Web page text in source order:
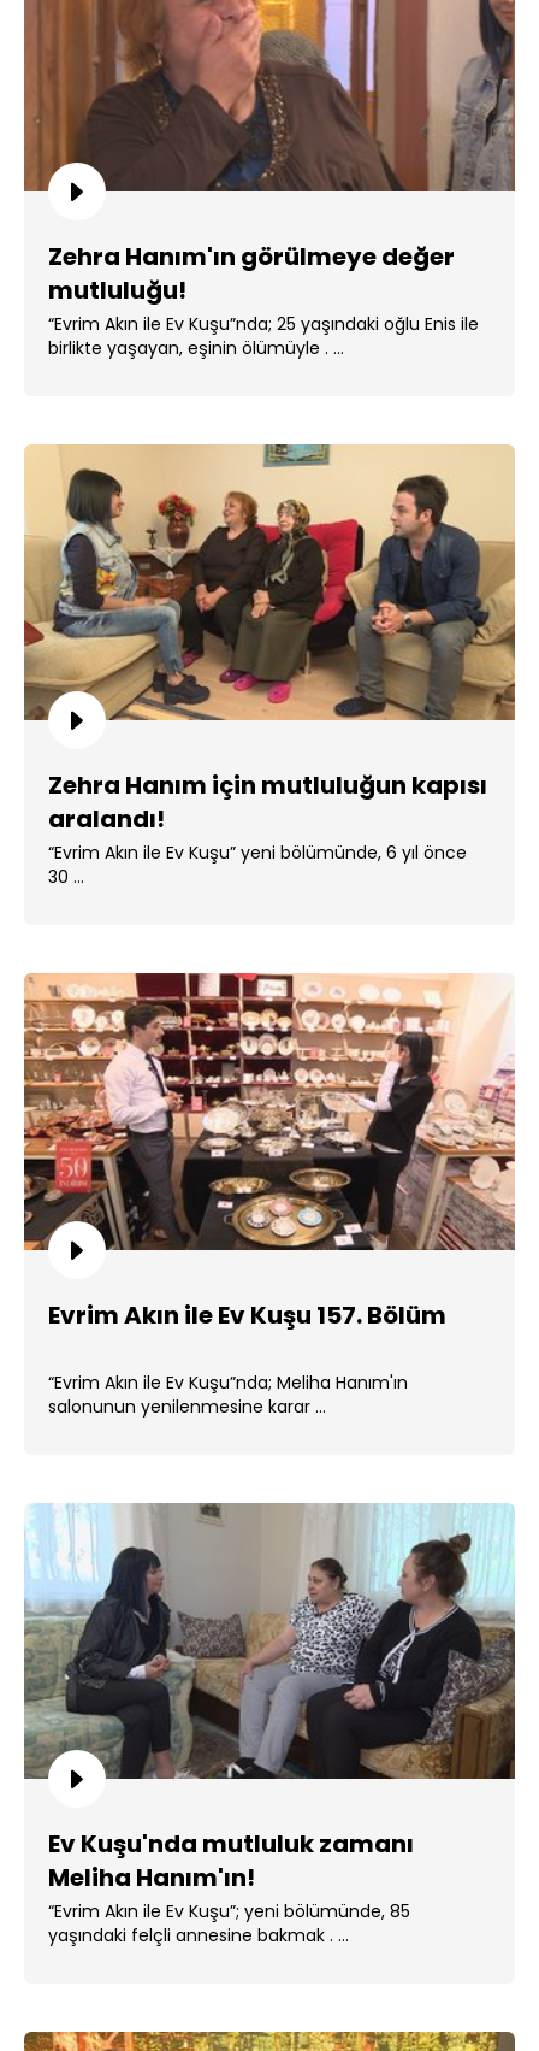
Zehra Hanım'ın görülmeye değer
mutluluğu!
“Evrim Akın ile Ev Kuşu”nda; 25 yaşındaki oğlu Enis ile
birlikte yaşayan, eşinin ölümüyle . ...
Zehra Hanım için mutluluğun kapısı
aralandı!
“Evrim Akın ile Ev Kuşu” yeni bölümünde, 6 yıl önce
30 ...
Evrim Akın ile Ev Kuşu 157. Bölüm
“Evrim Akın ile Ev Kuşu”nda; Meliha Hanım'ın
salonunun yenilenmesine karar ...
Ev Kuşu'nda mutluluk zamanı
Meliha Hanım'ın!
“Evrim Akın ile Ev Kuşu”; yeni bölümünde, 85
yaşındaki felçli annesine bakmak . ...